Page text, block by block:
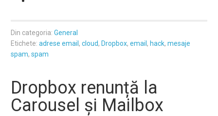
Din categoria:General
Etichete:adrese email ,cloud, Dropbox,email , hack,mesaje
spam,spam
Dropbox renunță la
Carousel și Mailbox